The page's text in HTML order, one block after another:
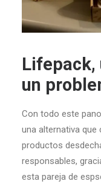
Lifepack,
un
Con todo este
una alternativa
productos
responsables,
esta pareja de